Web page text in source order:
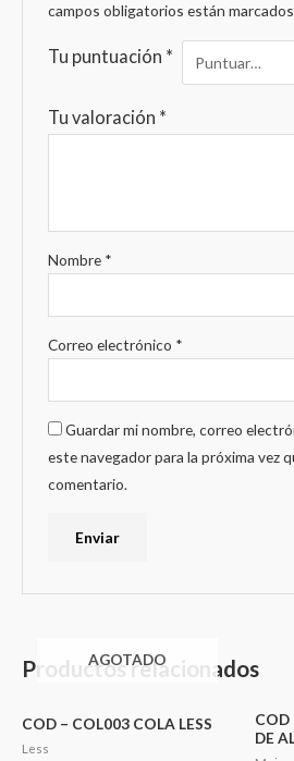
campos obligatorios están
Tu puntuación *
Tu valoración *
Nombre *
Correo electrónico *
Guardar mi nombre, correo
este navegador para la próxima vez
comentario.
Productos relacionados
AGOTADO
COD – COL003 COLA LESS
Less
COD
DE